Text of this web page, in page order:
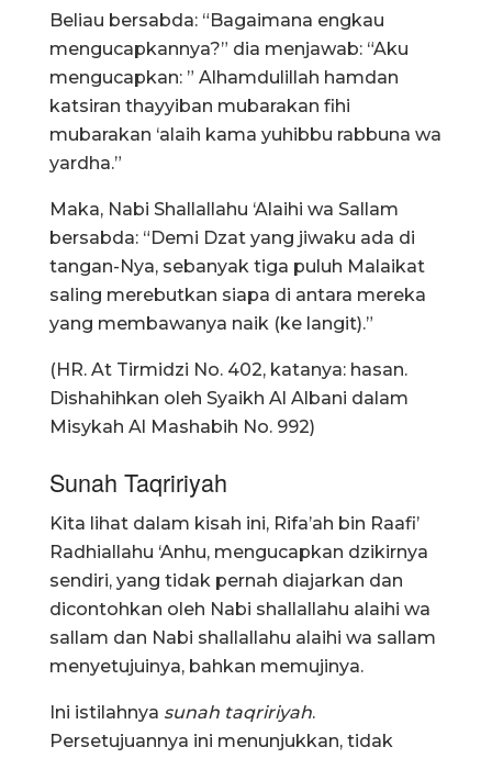
Beliau bersabda: “Bagaimana engkau
mengucapkannya?” dia menjawab: “Aku
mengucapkan: ” Alhamdulillah hamdan
katsiran thayyiban mubarakan fihi
mubarakan ‘alaih kama yuhibbu rabbuna wa
yardha.”
Maka, Nabi Shallallahu ‘Alaihi wa Sallam
bersabda: “Demi Dzat yang jiwaku ada di
tangan-Nya, sebanyak tiga puluh Malaikat
saling merebutkan siapa di antara mereka
yang membawanya naik (ke langit).”
(HR. At Tirmidzi No. 402, katanya: hasan.
Dishahihkan oleh Syaikh Al Albani dalam
Misykah Al Mashabih No. 992)
Sunah Taqririyah
Kita lihat dalam kisah ini, Rifa’ah bin Raafi’
Radhiallahu ‘Anhu, mengucapkan dzikirnya
sendiri, yang tidak pernah diajarkan dan
dicontohkan oleh Nabi shallallahu alaihi wa
sallam dan Nabi shallallahu alaihi wa sallam
menyetujuinya, bahkan memujinya.
Ini istilahnya sunah taqririyah.
Persetujuannya ini menunjukkan, tidak